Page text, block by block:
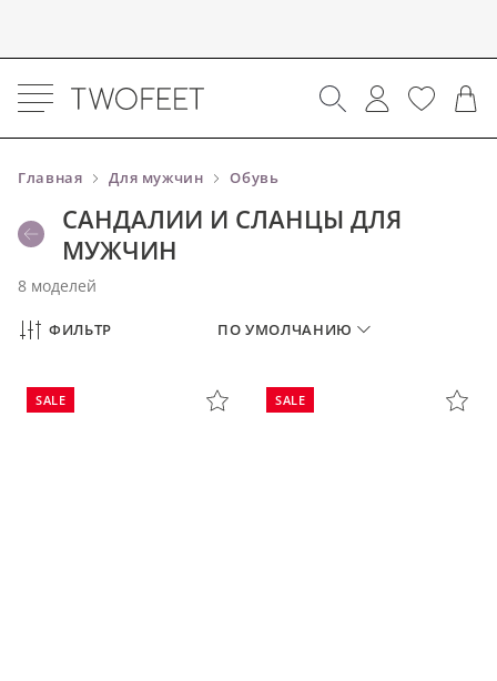
Главная Для мужчин Обувь
САНДАЛИИ И СЛАНЦЫ ДЛЯ
МУЖЧИН
8 моделей
ПО УМОЛЧАНИЮ
ФИЛЬТР
SALE SALE